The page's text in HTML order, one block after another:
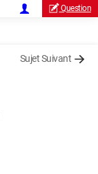
Question
Sujet Suivant